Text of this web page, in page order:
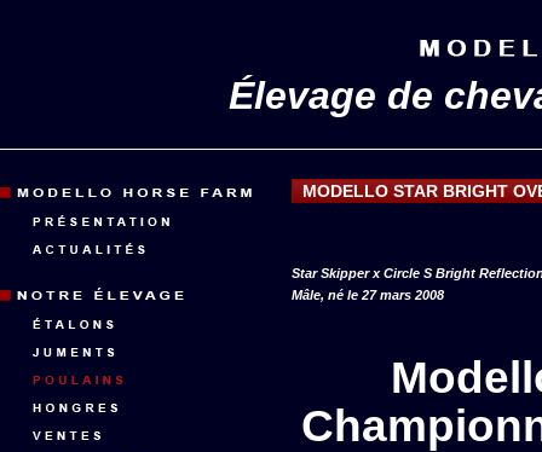
Élevage de
MODELLO STAR BRIGHT
Star Skipper x Circle S Bright
Mâle, né le 27 mars 2008